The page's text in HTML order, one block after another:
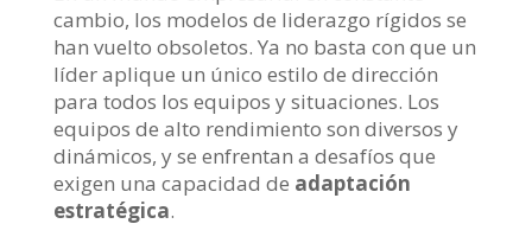
cambio, los modelos de liderazgo rígidos se
han vuelto obsoletos. Ya no basta con que un
líder aplique un único estilo de dirección
para todos los equipos y situaciones. Los
equipos de alto rendimiento son diversos y
dinámicos, y se enfrentan a desafíos que
exigen una capacidad de adaptación
estratégica.